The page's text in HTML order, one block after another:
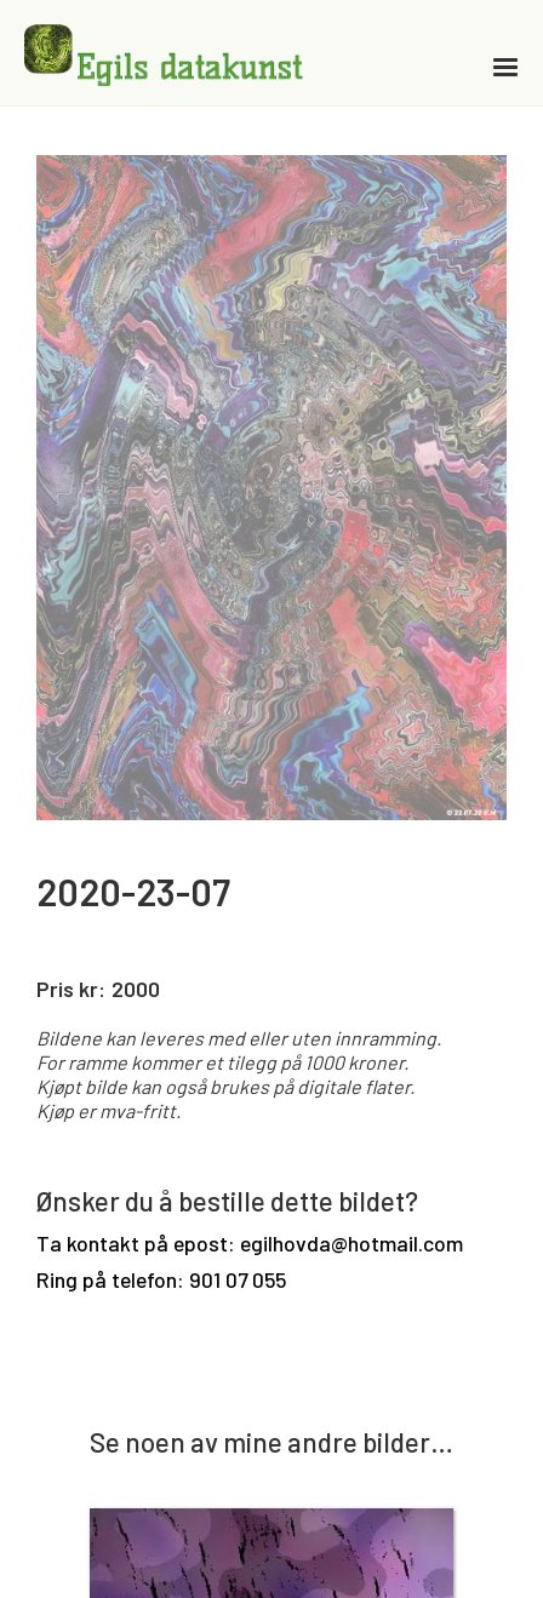
2020-23-07
Pris kr: 2000
Bildene kan leveres med eller uten innramming.
For ramme kommer et tilegg på 1000 kroner.
Kjøpt bilde kan også brukes på digitale flater.
Kjøp er mva-fritt.
Ønsker du å bestille dette bildet?
Ta kontakt på epost: egilhovda@hotmail.com
Ring på telefon: 901 07 055
Se noen av mine andre bilder…